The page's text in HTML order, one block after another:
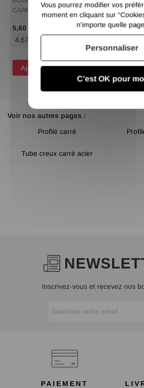
CARRé 80X80
5,60 €
4,67 €
Ajouter au panier
CARRé
5,60 €
Voir nos autres pages :
Profilé carré
Tube creux carré acier
Inscrivez-vous et recevez nos
PAIEMENT
Vous pourrez modifier vos
moment en cliquant sur
n'importe quelle
C'est OK pour
Personnaliser